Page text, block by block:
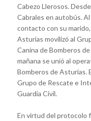
Cabezo Llerosos.
Cabrales en autobús.
contacto con su marido,
Asturias movilizó al
Canina de Bomberos
mañana se unió al
Bomberos de Asturias.
Grupo de Rescate e
Guardia Civil.
En virtud del protocolo